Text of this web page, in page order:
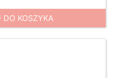
DO KOSZYKA